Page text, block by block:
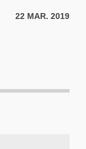
22 MAR. 2019